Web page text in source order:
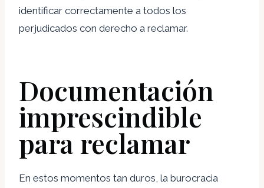
identificar correctamente a todos los
perjudicados con derecho a reclamar.
Documentación
imprescindible
para reclamar
En estos momentos tan duros, la burocracia